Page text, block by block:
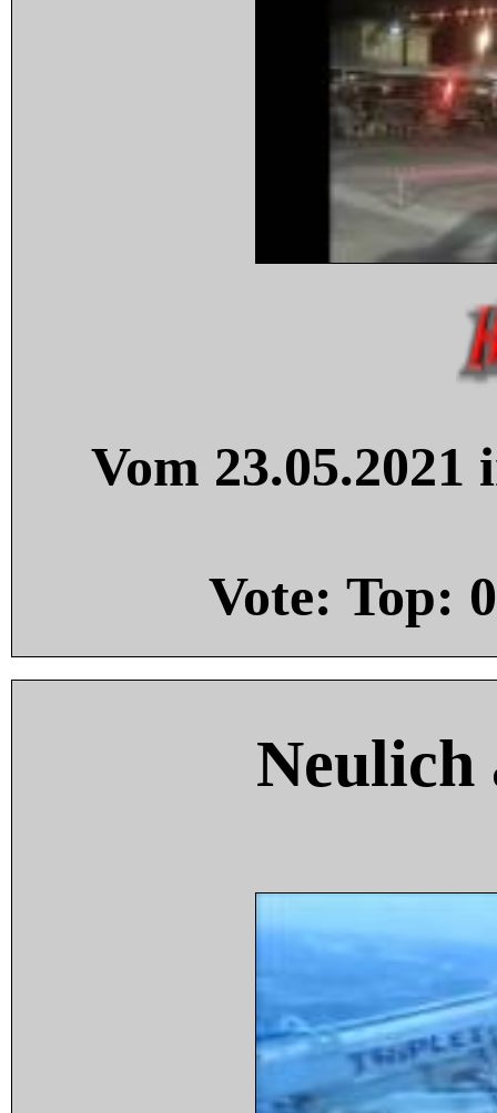
Vom
Vote: Top: 0
Neulich